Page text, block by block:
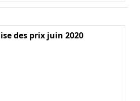
des prix juin 2020